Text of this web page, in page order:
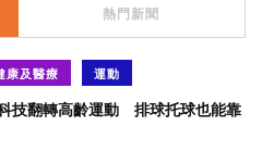
熱門新聞
康及醫療 運動
技翻轉高齡運動 排球托球也能靠